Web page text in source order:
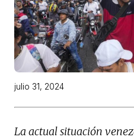
julio 31, 2024
La actual situación